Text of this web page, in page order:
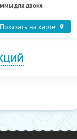
для двоих
Показать на карте